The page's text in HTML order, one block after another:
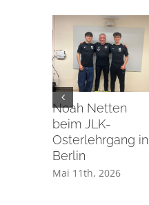
Noah Netten
beim JLK-
Osterlehrgang in
Berlin
Mai 11th, 2026